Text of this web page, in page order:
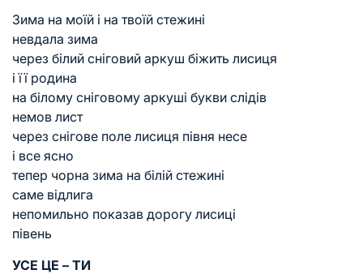
Зима на моїй і на твоїй стежині
невдала зима
через білий сніговий аркуш біжить лисиця
і її родина
на білому сніговому аркуші букви слідів
немов лист
через снігове поле лисиця півня несе
і все ясно
тепер чорна зима на білій стежині
саме відлига
непомильно показав дорогу лисиці
півень
УСЕ ЦЕ – ТИ